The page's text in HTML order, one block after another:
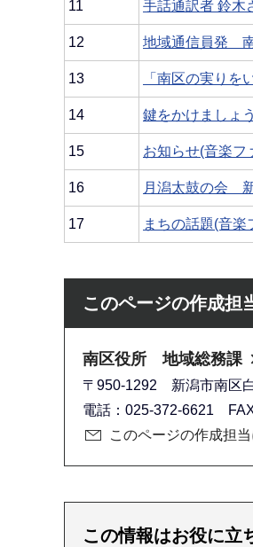
11 手話通訳者 鈴
12 地域通信員発
13 「南区の実りを
14 鍵をかけましょ
15 お知らせ(音楽フ
16 月潟太鼓の会
17 まちの話題(音
このページの作成担
南区役所 地域総務課
〒950-1292 新潟市南区
電話：025-372-6621
このページの作成担
この情報はお役に立